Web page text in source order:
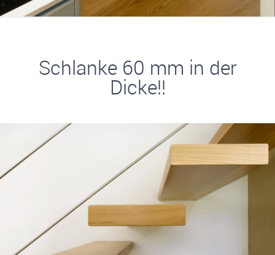
Schlanke 60 mm in der
Dicke!!